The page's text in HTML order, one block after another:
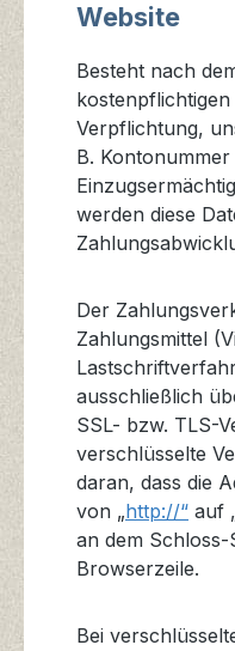
Website
Besteht nach
Verpflichtung,
B. Kontonummer
werden diese
Der
Zahlungsmittel
ausschließlich
SSL- bzw. TLS-
verschlüsselte
daran, dass die
von „http://“ auf
an dem
Browserzeile.
Bei